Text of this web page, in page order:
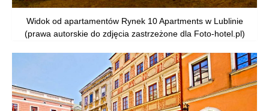
Widok od apartamentów Rynek 10 Apartments w Lublinie
(prawa autorskie do zdjęcia zastrzeżone dla Foto-hotel.pl)